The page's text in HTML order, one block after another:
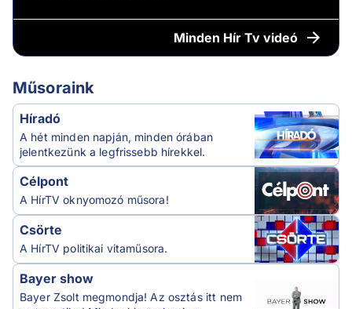
Minden Hír Tv videó
Műsoraink
Híradó
A hét minden napján, minden órában
jelentkezünk a legfrissebb hírekkel.
Célpont
A HírTV oknyomozó műsora!
Csörte
A HírTV politikai vitaműsora.
Bayer show
Bayer Zsolt megmondja! Az osztás itt nem